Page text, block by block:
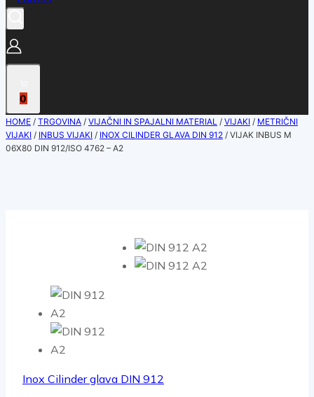
0
HOME / TRGOVINA / VIJAČNI IN SPAJALNI MATERIAL / VIJAKI / METRIČNI
VIJAKI / INBUS VIJAKI / INOX CILINDER GLAVA DIN 912 / VIJAK INBUS M
06X80 DIN 912/ISO 4762 – A2
Inox Cilinder glava DIN 912